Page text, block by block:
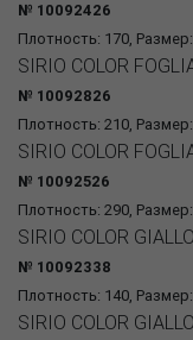
Плотность: 170,
№ 10092426
Плотность: 210,
SIRIO COLOR
№ 10092826
Плотность: 290,
SIRIO COLOR
№ 10092526
Плотность: 140,
SIRIO COLOR
№ 10092338
SIRIO COLOR